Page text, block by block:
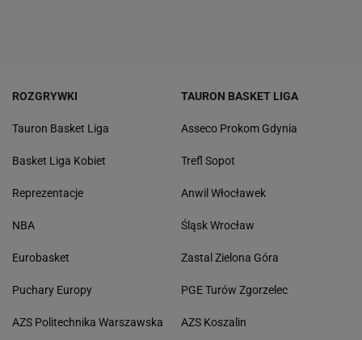
ROZGRYWKI
Tauron Basket Liga
Basket Liga Kobiet
Reprezentacje
NBA
Eurobasket
Puchary Europy
AZS Politechnika Warszawska
TAURON BASKET LIGA
Asseco Prokom Gdynia
Trefl Sopot
Anwil Włocławek
Śląsk Wrocław
Zastal Zielona Góra
PGE Turów Zgorzelec
AZS Koszalin